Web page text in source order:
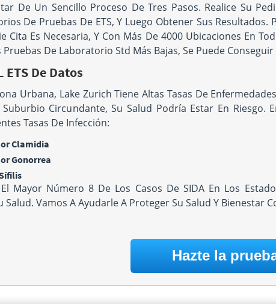
De Un Sencillo Proceso De Tres Pasos. Realice Su
De Pruebas De ETS, Y Luego Obtener Sus
Cita Es Necesaria, Y Con Más De 4000 Ubicaciones En
Pruebas De Laboratorio Std Más Bajas, Se Puede
De Datos
Urbana, Lake Zurich Tiene Altas Tasas De
Circundante, Su Salud Podría Estar En Riesgo.
Tasas De Infección:
Clamidia
Gonorrea
Mayor Número 8 De Los Casos De SIDA En Los
Salud. Vamos A Ayudarle A Proteger Su Salud Y Bienestar
Hazte la